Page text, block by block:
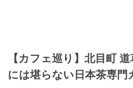
【カフェ巡り】北目町
には堪らない日本茶専門